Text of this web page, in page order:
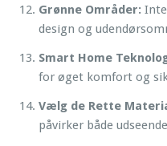
Grønne Områder:
design og
Smart Home
for øget komfort og
Vælg de Rette
påvirker både